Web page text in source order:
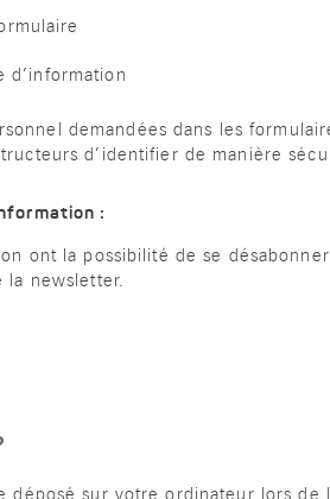
d’information
demandées dans les
d’identifier de manière
:
ont la possibilité de se
la newsletter.
sur votre ordinateur lors de